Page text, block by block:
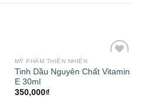
Wishlist
MỸ PHẨM THIÊN NHIÊN
Tinh Dầu Nguyên Chất Vitamin
E 30ml
350,000₫